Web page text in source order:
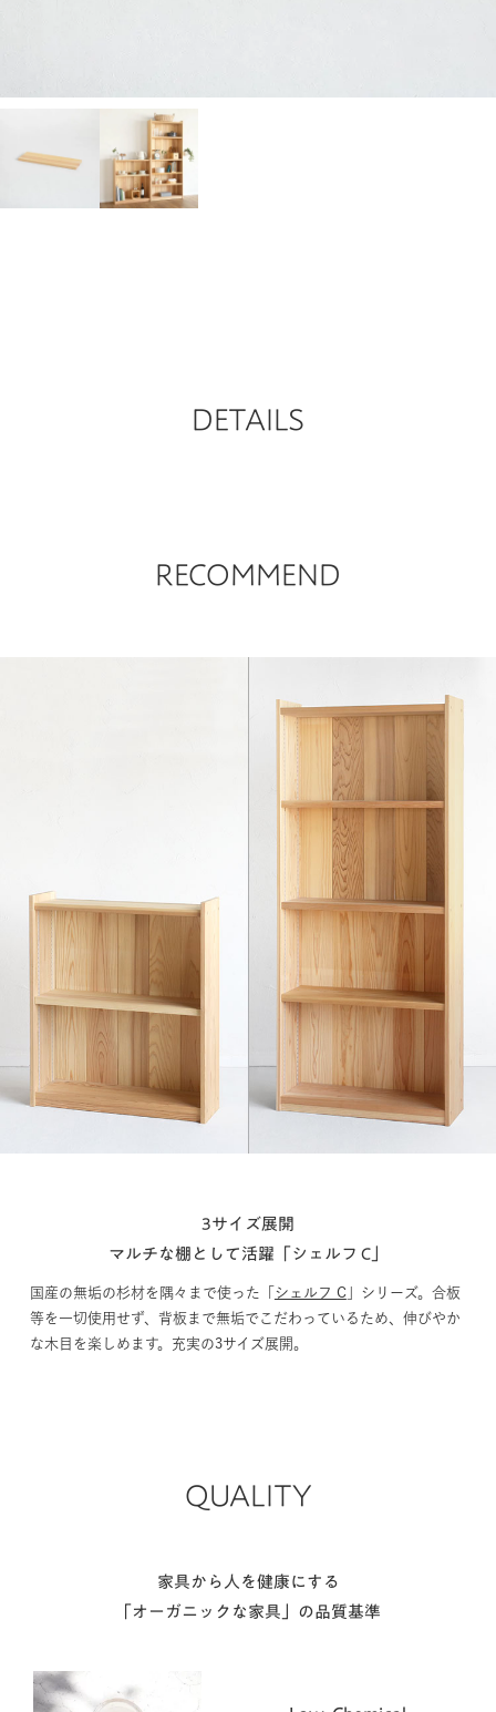
DETAILS
RECOMMEND
3サイズ展開
マルチな棚として活躍「シェルフ C」
国産の無垢の杉材を隅々まで使った「 シェルフ C」シリーズ。合板
等を一切使用せず、背板まで無垢でこだわっているため、伸びやか
な木目を楽しめます。充実の3サイズ展開。
QUALITY
家具から人を健康にする
「オーガニックな家具」の品質基準